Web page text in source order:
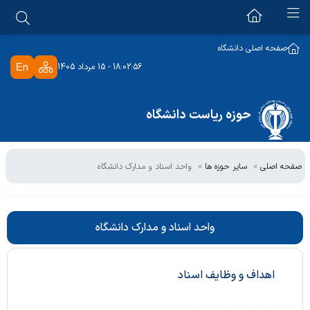
صفحه اصلی دانشگاه
18:02:56 - 15 مرداد 1405
حوزه ریاست دانشگاه
دانشگاه علوم پزشکی
تاریخچه
رسالت و اهداف دانشگاه
برنامه استراتژیک
رئیس دانشگاه
دبیرخانه ها
دبیرخانه هیات امنا
دبیرخانه اعتبار بخشی
ستاد شاهد و امور ایثارگران
هیئت بدوی انتظامی هیات علمی
صفحه اصلی سایر حوزه ها واحد اسناد و مدارک دانشگاه
واحد اسناد و مدارک دانشگاه
اهداف و وظایف اسناد